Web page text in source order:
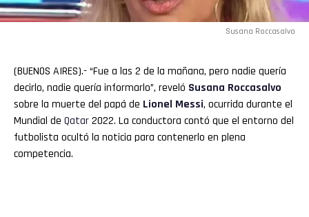
Susana Roccasalvo
(BUENOS AIRES).- “Fue a las 2 de la mañana, pero nadie quería
decirlo, nadie quería informarlo”, reveló Susana Roccasalvo
sobre la muerte del papá de Lionel Messi, ocurrida durante el
Mundial de Qatar2022. La conductora contó que el entorno del
futbolista ocultó la noticia para contenerlo en plena
competencia.